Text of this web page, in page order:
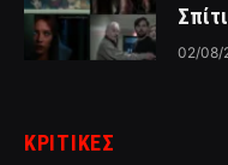
02/08/
ΚΡΙΤΙΚΈΣ